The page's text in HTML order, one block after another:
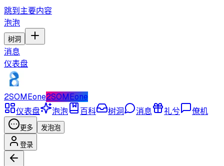
跳到主要内容
泡泡
树洞
消息
仪表盘
2SOMEone2SOMEone
仪表盘
泡泡 百科 树洞 消息 礼兮 僚机
更多 发泡泡
登录